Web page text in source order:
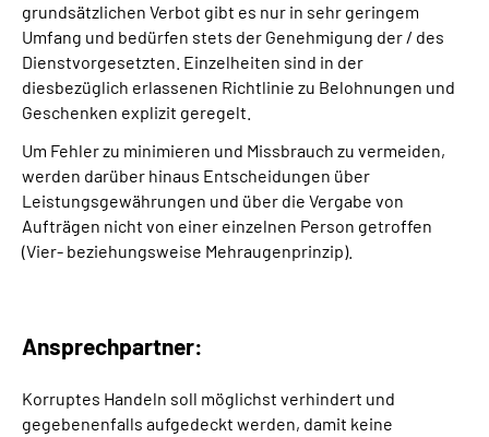
grundsätzlichen Verbot gibt es nur in sehr geringem
Umfang und bedürfen stets der Genehmigung der / des
Dienstvorgesetzten. Einzelheiten sind in der
diesbezüglich erlassenen Richtlinie zu Belohnungen und
Geschenken explizit geregelt.
Um Fehler zu minimieren und Missbrauch zu vermeiden,
werden darüber hinaus Entscheidungen über
Leistungsgewährungen und über die Vergabe von
Aufträgen nicht von einer einzelnen Person getroffen
(Vier- beziehungsweise Mehraugenprinzip).
Ansprechpartner:
Korruptes Handeln soll möglichst verhindert und
gegebenenfalls aufgedeckt werden, damit keine